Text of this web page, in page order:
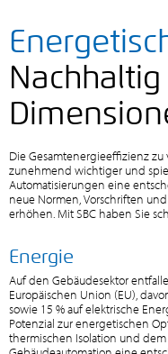
Die Gesamtenergieeffizienz zu
zunehmend wichtiger und
Automatisierungen eine
neue Normen, Vorschriften
erhöhen. Mit SBC haben Sie
Energie
Auf den Gebäudesektor
Europäischen Union (EU),
sowie 15 % auf elektrische
Potenzial zur energetischen
thermischen Isolation und